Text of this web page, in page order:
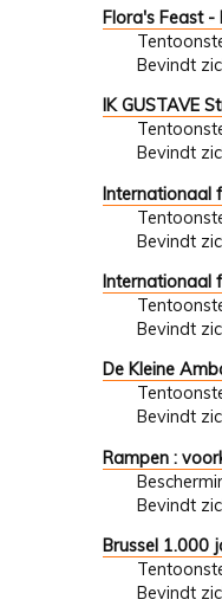
Flora's Feast
Bevindt
IK GUSTAVE
Bevindt
Internationaal
Bevindt
Internationaal
Bevindt
De Kleine
Bevindt
Rampen :
Bevindt
Brussel 1.000
Bevindt